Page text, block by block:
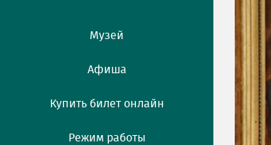
Музей
Афиша
Купить билет онлайн
Режим работы